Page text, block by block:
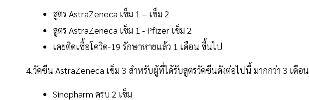
สูตร AstraZeneca เข็ม 1 – เข็ม 2
สูตร AstraZeneca เข็ม 1 - Pfizer เข็ม 2
เคยติดเชื้อโควิด-19 รักษาหายแล้ว 1 เดือน ขึ้นไป
4.วัคซีน AstraZeneca เข็ม 3 สำหรับผู้ที่ได้รับสูตรวัคซีนดังต่อไปนี้ มากกว่า 3 เดือน
Sinopharm ครบ 2 เข็ม